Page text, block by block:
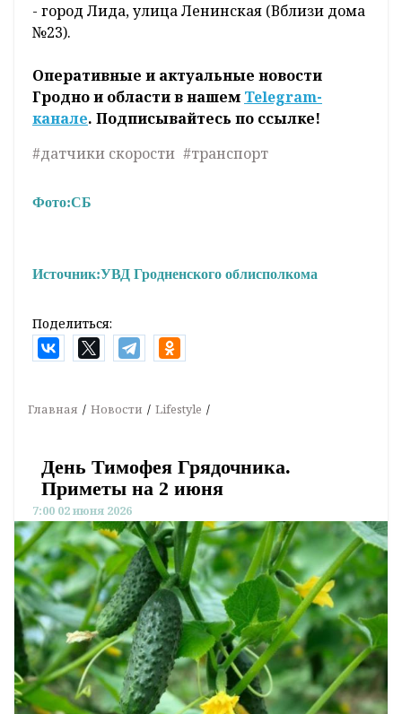
- город Лида, улица Ленинская (Вблизи дома
№23).
Оперативные и актуальные новости
Гродно и области в нашем Telegram-
канале. Подписывайтесь по ссылке!
#датчики скорости #транспорт
Фото:СБ
Источник:УВД Гродненского облисполкома
Поделиться:
Главная Новости Lifestyle
День Тимофея Грядочника.
Приметы на 2 июня
7:00 02 июня 2026